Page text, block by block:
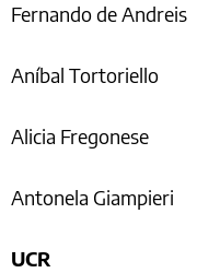
Fernando de Andreis
Aníbal Tortoriello
Alicia Fregonese
Antonela Giampieri
UCR